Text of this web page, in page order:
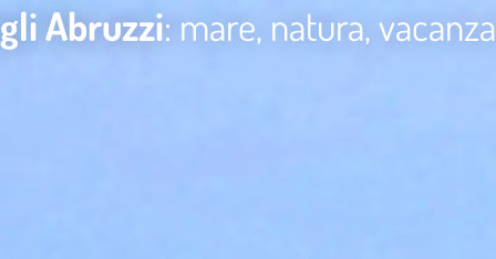
Abruzzi: mare, natura, vacanza